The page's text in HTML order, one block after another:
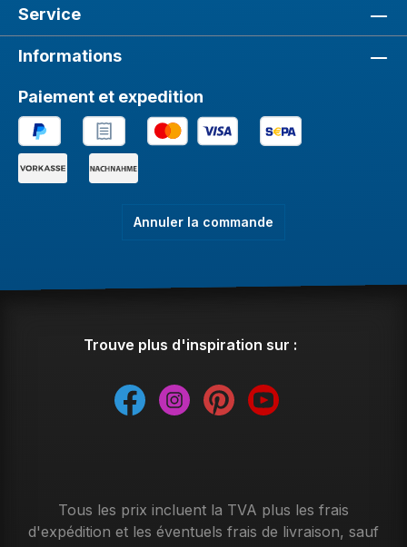
Service
Informations
Paiement et expedition
Annuler la commande
Trouve plus d'inspiration sur :
Tous les prix incluent la TVA plus les frais
d'expédition et les éventuels frais de livraison, sauf